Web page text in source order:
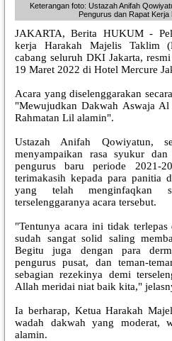
Keterangan foto: Ustazah Anifah
Pengurus dan Rapat
JAKARTA, Berita HUKUM -
kerja Harakah Majelis Taklim
cabang seluruh DKI Jakarta,
19 Maret 2022 di Hotel Mercure
Acara yang diselenggarakan
"Mewujudkan Dakwah Aswaja
Rahmatan Lil alamin".
Ustazah Anifah Qowiyatun,
menyampaikan rasa syukur dan
pengurus baru periode 2021-
terimakasih kepada para panitia
yang telah menginfaqkan
terselenggaranya acara tersebut.
"Tentunya acara ini tidak
sudah sangat solid saling
Begitu juga dengan para
pengurus pusat, dan teman-
sebagian rezekinya demi
Allah meridai niat baik kita,"
Ia berharap, Ketua Harakah
wadah dakwah yang moderat,
alamin.